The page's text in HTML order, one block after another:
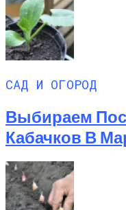
САД И ОГОРОД
Выбираем
Кабачков В